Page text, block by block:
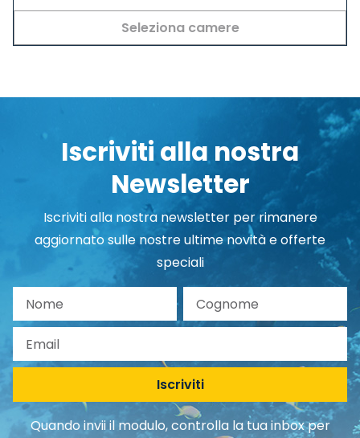
Seleziona camere
Iscriviti alla nostra
Newsletter
Iscriviti alla nostra newsletter per rimanere
aggiornato sulle nostre ultime novità e offerte
speciali
Iscriviti
Quando invii il modulo, controlla la tua inbox per